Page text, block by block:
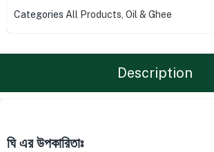
Categories All Products Oil & Ghee
Description
ঘি এর উপকারিতাঃ